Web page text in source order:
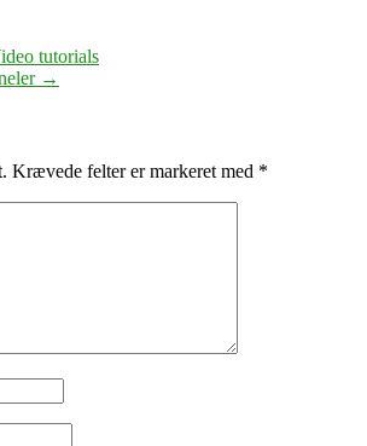
tutorials
→
Krævede felter er markeret med *